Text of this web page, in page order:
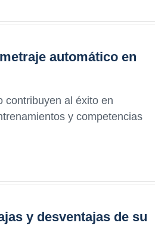
automático en
contribuyen al éxito en
y competencias
y desventajas de su